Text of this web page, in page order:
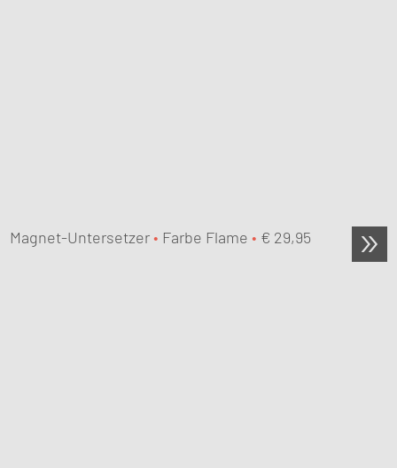
Magnet-Untersetzer • Farbe Flame • € 29,95